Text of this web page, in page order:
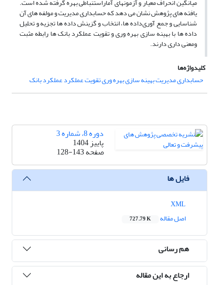
میانگین انحراف معیار و آزمونهای آماراستنباطی بهره گرفته شده است.
یافته های پژوهش نشان می دهد که حسابداری مدیریت و مولفه های آن
شناسایی و جمع آوریداده ها، انتخاب و گزینش داده ها تجزیه و تحلیل
داده ها با بهینه سازی بهره وری و تقویت عملکرد بانک ها رابطه مثبت
ومعنی داری دارند.
کلیدواژه‌ها
حسابداری مدیریت بهینه سازی بهره وری تقویت عملکرد عملکرد بانک
دوره 8، شماره 3
پاییز 1404
صفحه128-143
فایل ها
اصل مقاله
727.79 K
هم رسانی
ارجاع به این مقاله